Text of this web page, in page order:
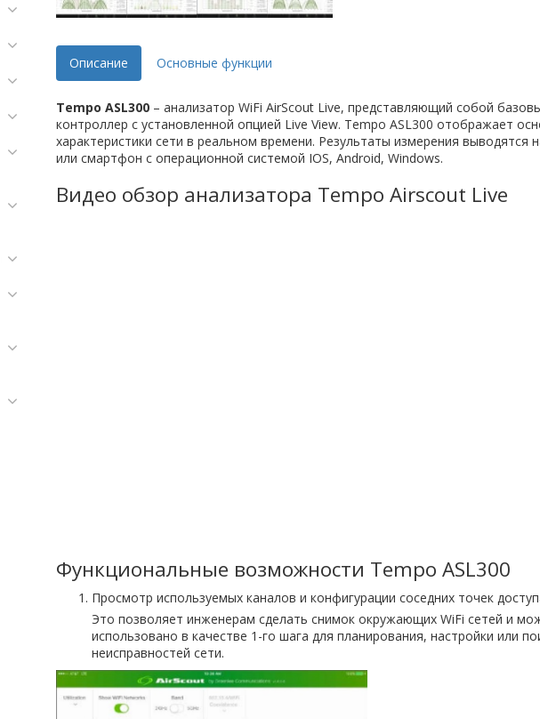
Описание Основные функции
Tempo ASL300– анализатор WiFi AirScout Live, представляющий собой
контроллер с установленной опцией Live View. Tempo ASL300 отображает
характеристики сети в реальном времени. Результаты измерения выводятся
или смартфон с операционной системой IOS, Android, Windows.
Видео обзор анализатора Tempo Airscout Live
Функциональные возможности Tempo ASL300
Просмотр используемых каналов и конфигурации соседних точек
Это позволяет инженерам сделать снимок окружающих WiFi сетей и
использовано в качестве 1-го шага для планирования, настройки или
неисправностей сети.